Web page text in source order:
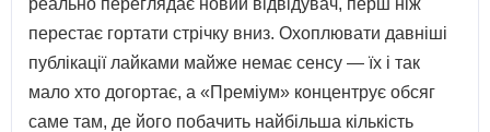
реально переглядає новий відвідувач, перш ніж
перестає гортати стрічку вниз. Охоплювати давніші
публікації лайками майже немає сенсу — їх і так
мало хто догортає, а «Преміум» концентрує обсяг
саме там, де його побачить найбільша кількість